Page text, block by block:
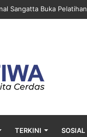
Sangatta Buka
TERKINI SOSIAL